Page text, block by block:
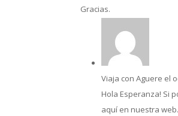
Gracias.
Viaja con Aguere el
Hola Esperanza! Si
aquí en nuestra